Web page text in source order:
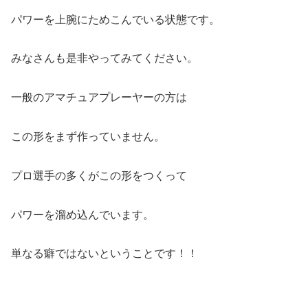
パワーを上腕にためこんでいる状態です。
みなさんも是非やってみてください。
一般のアマチュアプレーヤーの方は
この形をまず作っていません。
プロ選手の多くがこの形をつくって
パワーを溜め込んでいます。
単なる癖ではないということです！！